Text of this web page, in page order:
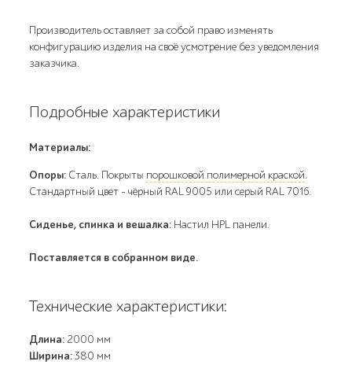
Производитель оставляет за собой право изменять
конфигурацию изделия на своё усмотрение без уведомления
заказчика.
Подробные характеристики
Материалы:
Опоры: Сталь. Покрыты порошковой полимерной краской.
Стандартный цвет – чёрный RAL 9005 или серый RAL 7016.
Сиденье, спинка и вешалка: Настил HPL панели.
Поставляется в собранном виде.
Технические характеристики:
Длина: 2000 мм
Ширина:380 мм